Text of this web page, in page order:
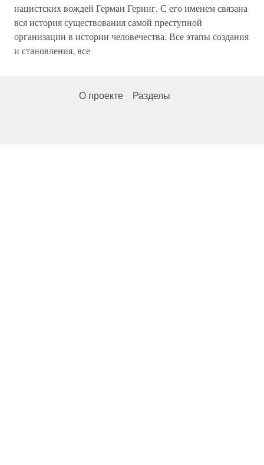
нацистских вождей Герман Геринг. С его именем связана
вся история существования самой преступной
организации в истории человечества. Все этапы создания
и становления, все
О проекте Разделы